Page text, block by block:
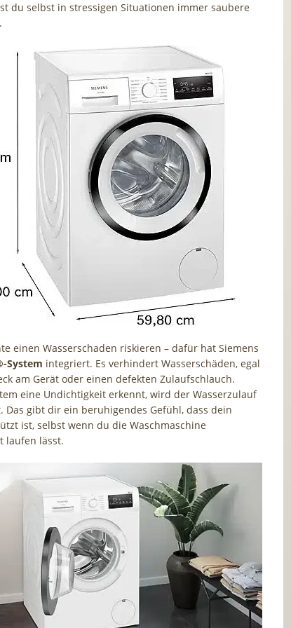
du selbst in stressigen Situationen immer saubere
einen Wasserschaden riskieren – dafür hat Siemens
System integriert. Es verhindert Wasserschäden, egal
am Gerät oder einen defekten Zulaufschlauch.
eine Undichtigkeit erkennt, wird der Wasserzulauf
Das gibt dir ein beruhigendes Gefühl, dass dein
ist, selbst wenn du die Waschmaschine
laufen lässt.